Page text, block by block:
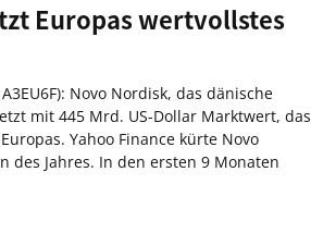
Europas wertvollstes
Novo Nordisk, das dänische
mit 445 Mrd. US-Dollar Marktwert, das
Yahoo Finance kürte Novo
des Jahres. In den ersten 9 Monaten